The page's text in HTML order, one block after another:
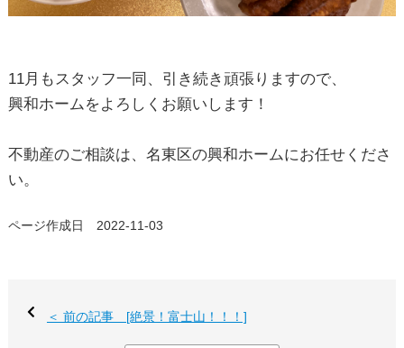
11月もスタッフ一同、引き続き頑張りますので、
興和ホームをよろしくお願いします！
不動産のご相談は、名東区の興和ホームにお任せくださ
い。
ページ作成日 2022-11-03
＜ 前の記事 [絶景！富士山！！！]